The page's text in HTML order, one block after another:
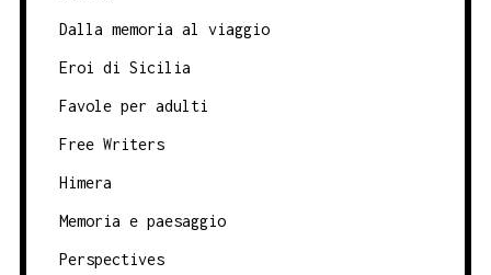
Dalla memoria al viaggio
Eroi di Sicilia
Favole per adulti
Free Writers
Himera
Memoria e paesaggio
Perspectives